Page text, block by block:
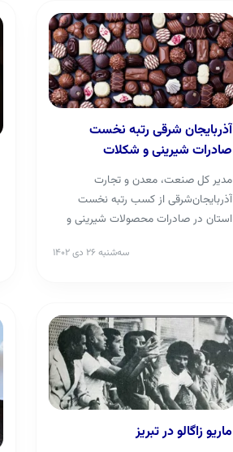
آذربایجان‌ شرقی رتبه نخست
صادرات شیرینی و شکلات
مدیر کل صنعت، معدن و تجارت
آذربایجان‌شرقی از کسب رتبه نخست
استان در صادرات محصولات شیرینی و
سه‌شنبه ۲۶ دی ۱۴۰۲
ماریو زاگالو در تبریز